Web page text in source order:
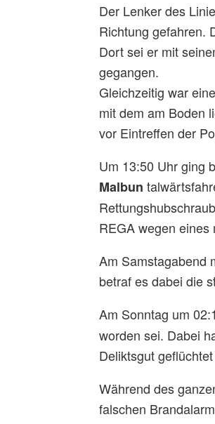
Der Lenker des
Richtung gefahren.
Dort sei er mit
gegangen.
Gleichzeitig war
mit dem am Boden
vor Eintreffen der
Um 13:50 Uhr ging
Malbun
REGA wegen eines
Am Samstagabend
betraf es dabei die
Am Sonntag um
worden sei. Dabei
Deliktsgut
Während des
falschen